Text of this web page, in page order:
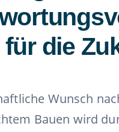
für die
Wunsch
Bauen wird